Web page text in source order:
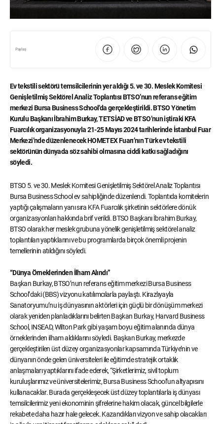
Paylaş
Ev tekstili sektörü temsilcilerinin yer aldığı 5. ve 30. Meslek Komitesi
Genişletilmiş Sektörel Analiz Toplantısı BTSO’nun referans eğitim
merkezi Bursa Business School’da gerçekleştirildi. BTSO Yönetim
Kurulu Başkanı İbrahim Burkay, TETSİAD ve BTSO’nun iştiraki KFA
Fuarcılık organizasyonuyla 21-25 Mayıs 2024 tarihlerinde İstanbul Fuar
Merkezi’nde düzenlenecek HOMETEX Fuarı’nın Türk ev tekstili
sektörünün dünyada söz sahibi olmasına ciddi katkı sağladığını
söyledi.
BTSO 5. ve 30. Meslek Komitesi Genişletilmiş Sektörel Analiz Toplantısı
Bursa Business School ev sahipliğinde düzenlendi. Toplantıda komitelerin
yaptığı çalışmaların yanı sıra KFA Fuarcılık şirketinin sektörlere dönük
organizasyonları hakkında brif verildi. BTSO Başkanı İbrahim Burkay,
BTSO olarak her meslek grubuna yönelik genişletilmiş sektörel analiz
toplantıları yaptıklarını ve bu programlarda birçok önemli projenin
temellerinin atıldığını söyledi.
“Dünya Örneklerinden İlham Alındı”
Başkan Burkay, BTSO’nun referans eğitim merkezi Bursa Business
School’daki (BBS) vizyonu katılımcılarla paylaştı. Kirazlıyayla
Sanatoryumu’nu iş dünyasının aktörleri için güçlü bir dönüşüm merkezi
olarak yeniden planladıklarını belirten Başkan Burkay, Harvard Business
School, INSEAD, Wilton Park gibi yaşam boyu eğitim alanında dünya
örneklerinden ilham aldıklarını söyledi. Başkan Burkay, merkezde
gerçekleştirilen üst düzey organizasyonlar kapsamında Türkiye’nin ve
dünyanın önde gelen üniversiteleri ile eğitimde stratejik ortaklık
anlaşmaları yaptıklarını ifade ederek, “Şirketlerimiz, sivil toplum
kuruluşlarımız ve üniversitelerimiz, Bursa Business School’un altyapısını
kullanacaklar. Burada gerçekleşecek üst düzey toplantılarla iş dünyası
temsilcilerimiz yeni ekonominin şifrelerine hakim olacak, güncel bilgilerle
rekabete daha hazır hale gelecek. Kazandıkları vizyon ve sahip olacakları